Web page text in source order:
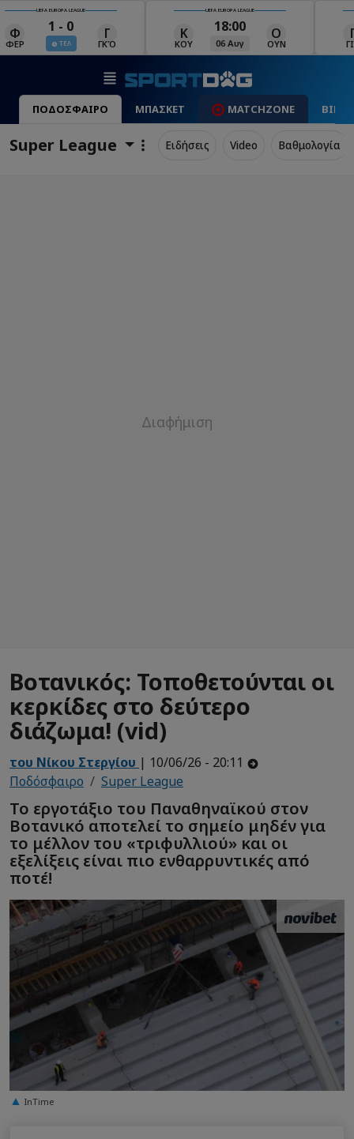
UEFA EUROPA LEAGUE
Κ 18:00
06 Αυγ ΟΥΝ
UEFA EUROPA LEAGUE
ΓΙΑ
19:00
06 Αυγ
Ρ
ΡΈΙ ΜΑΚ
ΠΟΔΟΣΦΑΙΡΟ ΜΠΑΣΚΕΤ MATCHZONE
Super League Ειδήσεις Video Βαθμολογία
Βοτανικός: Τοποθετούνται οι
κερκίδες στο δεύτερο
διάζωμα! (vid)
του Νίκου Στεργίου | 10/06/26 - 20:11
Ποδόσφαιρο
Super League
Το εργοτάξιο του Παναθηναϊκού στον
Βοτανικό αποτελεί το σημείο μηδέν για
το μέλλον του «τριφυλλιού» και οι
εξελίξεις είναι πιο ενθαρρυντικές από
ποτέ!
InTime